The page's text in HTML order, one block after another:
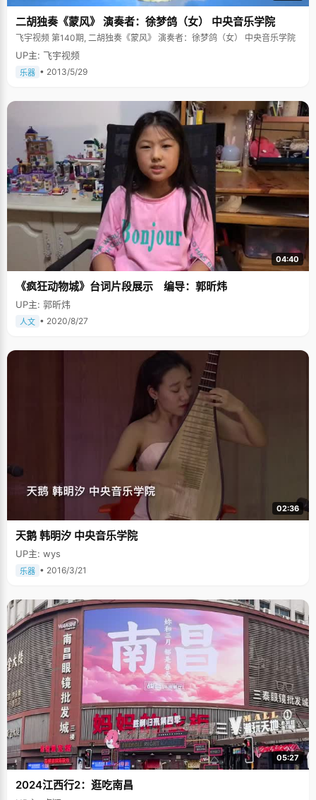
二胡独奏《蒙风》 演奏者：徐梦鸽（女） 中央音乐学院
飞宇视频 第140期, 二胡独奏《蒙风》 演奏者：徐梦鸽（女） 中央音乐学院
UP主: 飞宇视频
乐器 • 2013/5/29
04:40
《疯狂动物城》台词片段展示 编导：郭昕炜
UP主: 郭昕炜
人文 • 2020/8/27
02:36
天鹅 韩明汐 中央音乐学院
UP主: wys
乐器 • 2016/3/21
05:27
2024江西行2：逛吃南昌